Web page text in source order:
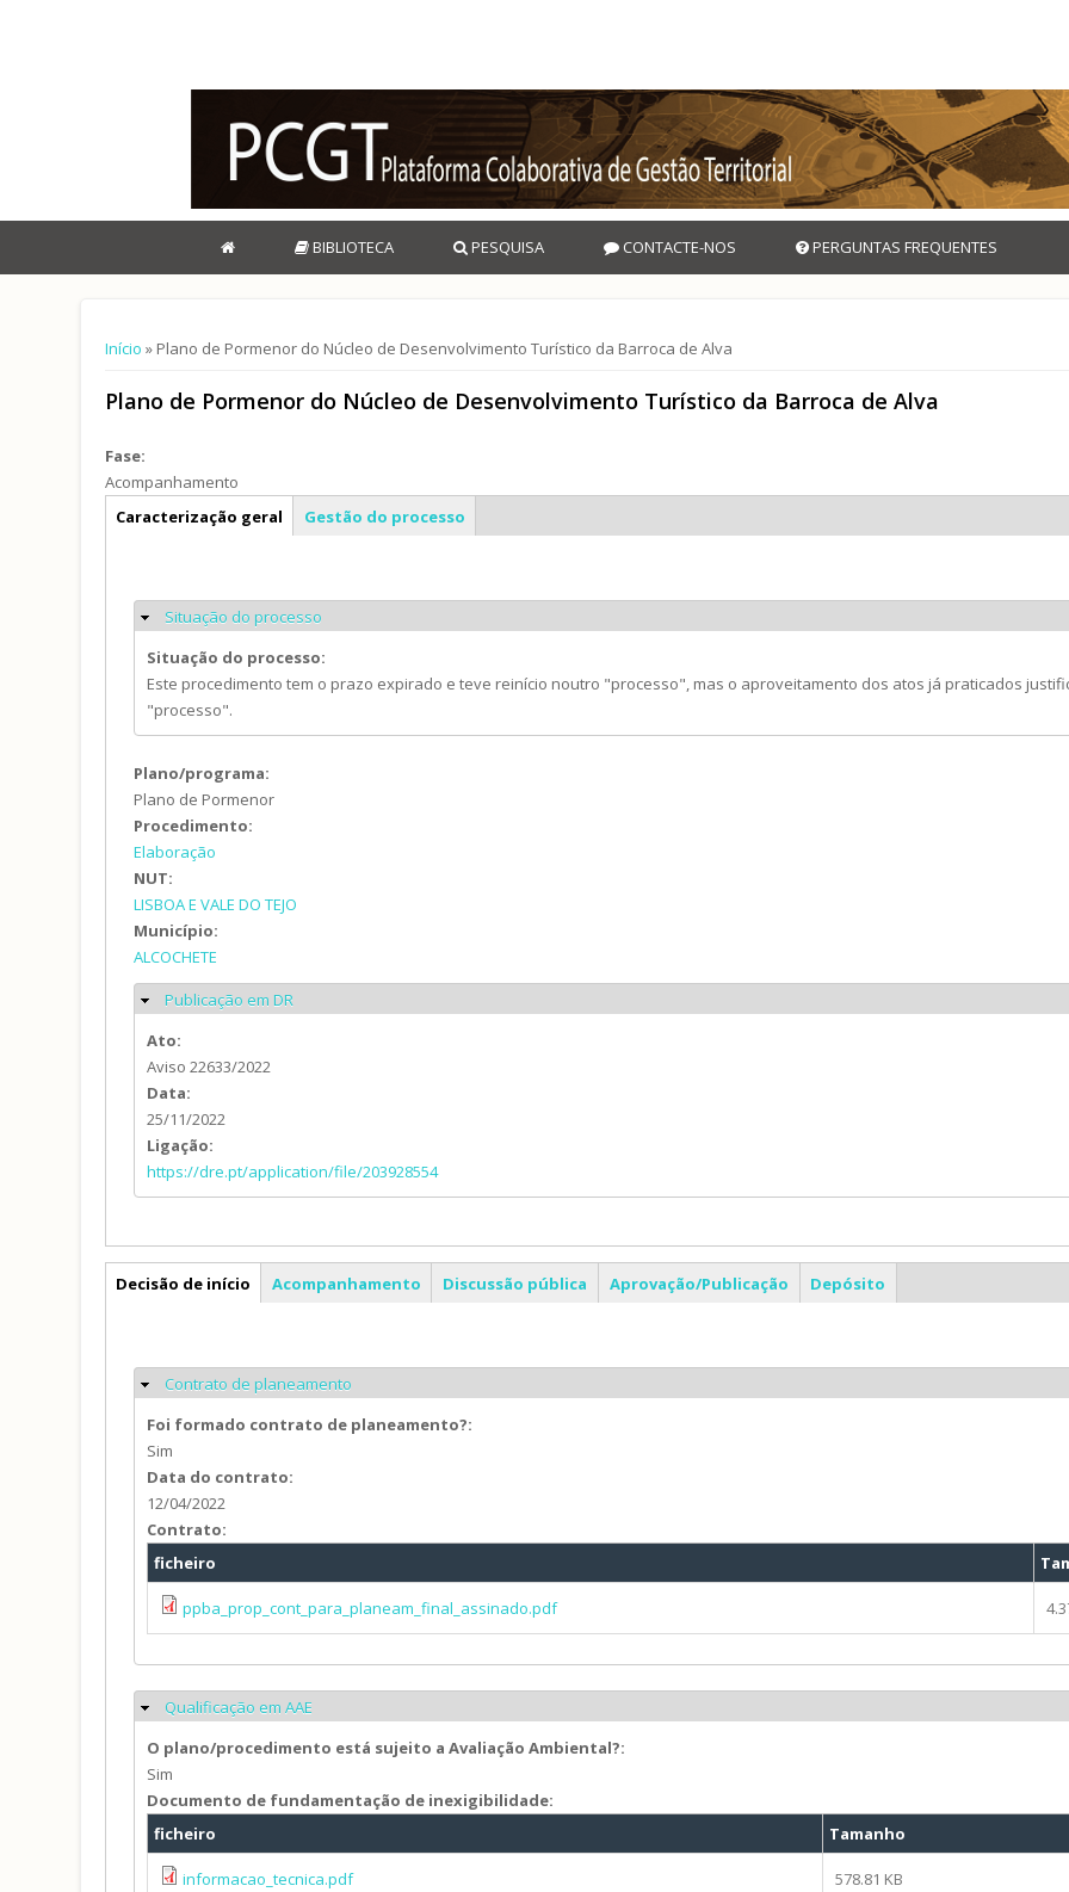
BIBLIOTECA PESQUISA CONTACTE-NOS PERGUNTAS FREQUENTES
Está aqui
Início » Plano de Pormenor do Núcleo de Desenvolvimento Turístico da Barroca de Alva
Plano de Pormenor do Núcleo de Desenvolvimento Turístico da Barroca de Alva
Fase:
Acompanhamento
Info geral
Caracterização geral Gestão do processo
Ocultar
Situação do processo
Situação do processo:
Este procedimento tem o prazo expirado e teve reinício noutro "processo", mas o aproveitamento dos atos já praticados
"processo".
Plano/programa:
Plano de Pormenor
Procedimento:
Elaboração
NUT:
LISBOA E VALE DO TEJO
Município:
ALCOCHETE
Ocultar
Publicação em DR
Ato:
Aviso 22633/2022
Data:
25/11/2022
Ligação:
https://dre.pt/application/file/203928554
PP
Decisão de início Acompanhamento Discussão pública Aprovação/Publicação Depósito
Ocultar
Contrato de planeamento
Foi formado contrato de planeamento?:
Sim
Data do contrato:
12/04/2022
Contrato:
ficheiro
ppba_prop_cont_para_planeam_final_assinado.pdf
Ocultar
Qualificação em AAE
O plano/procedimento está sujeito a Avaliação Ambiental?:
Sim
Documento de fundamentação de inexigibilidade:
ficheiro
Tamanho
informacao_tecnica.pdf 578.81 KB